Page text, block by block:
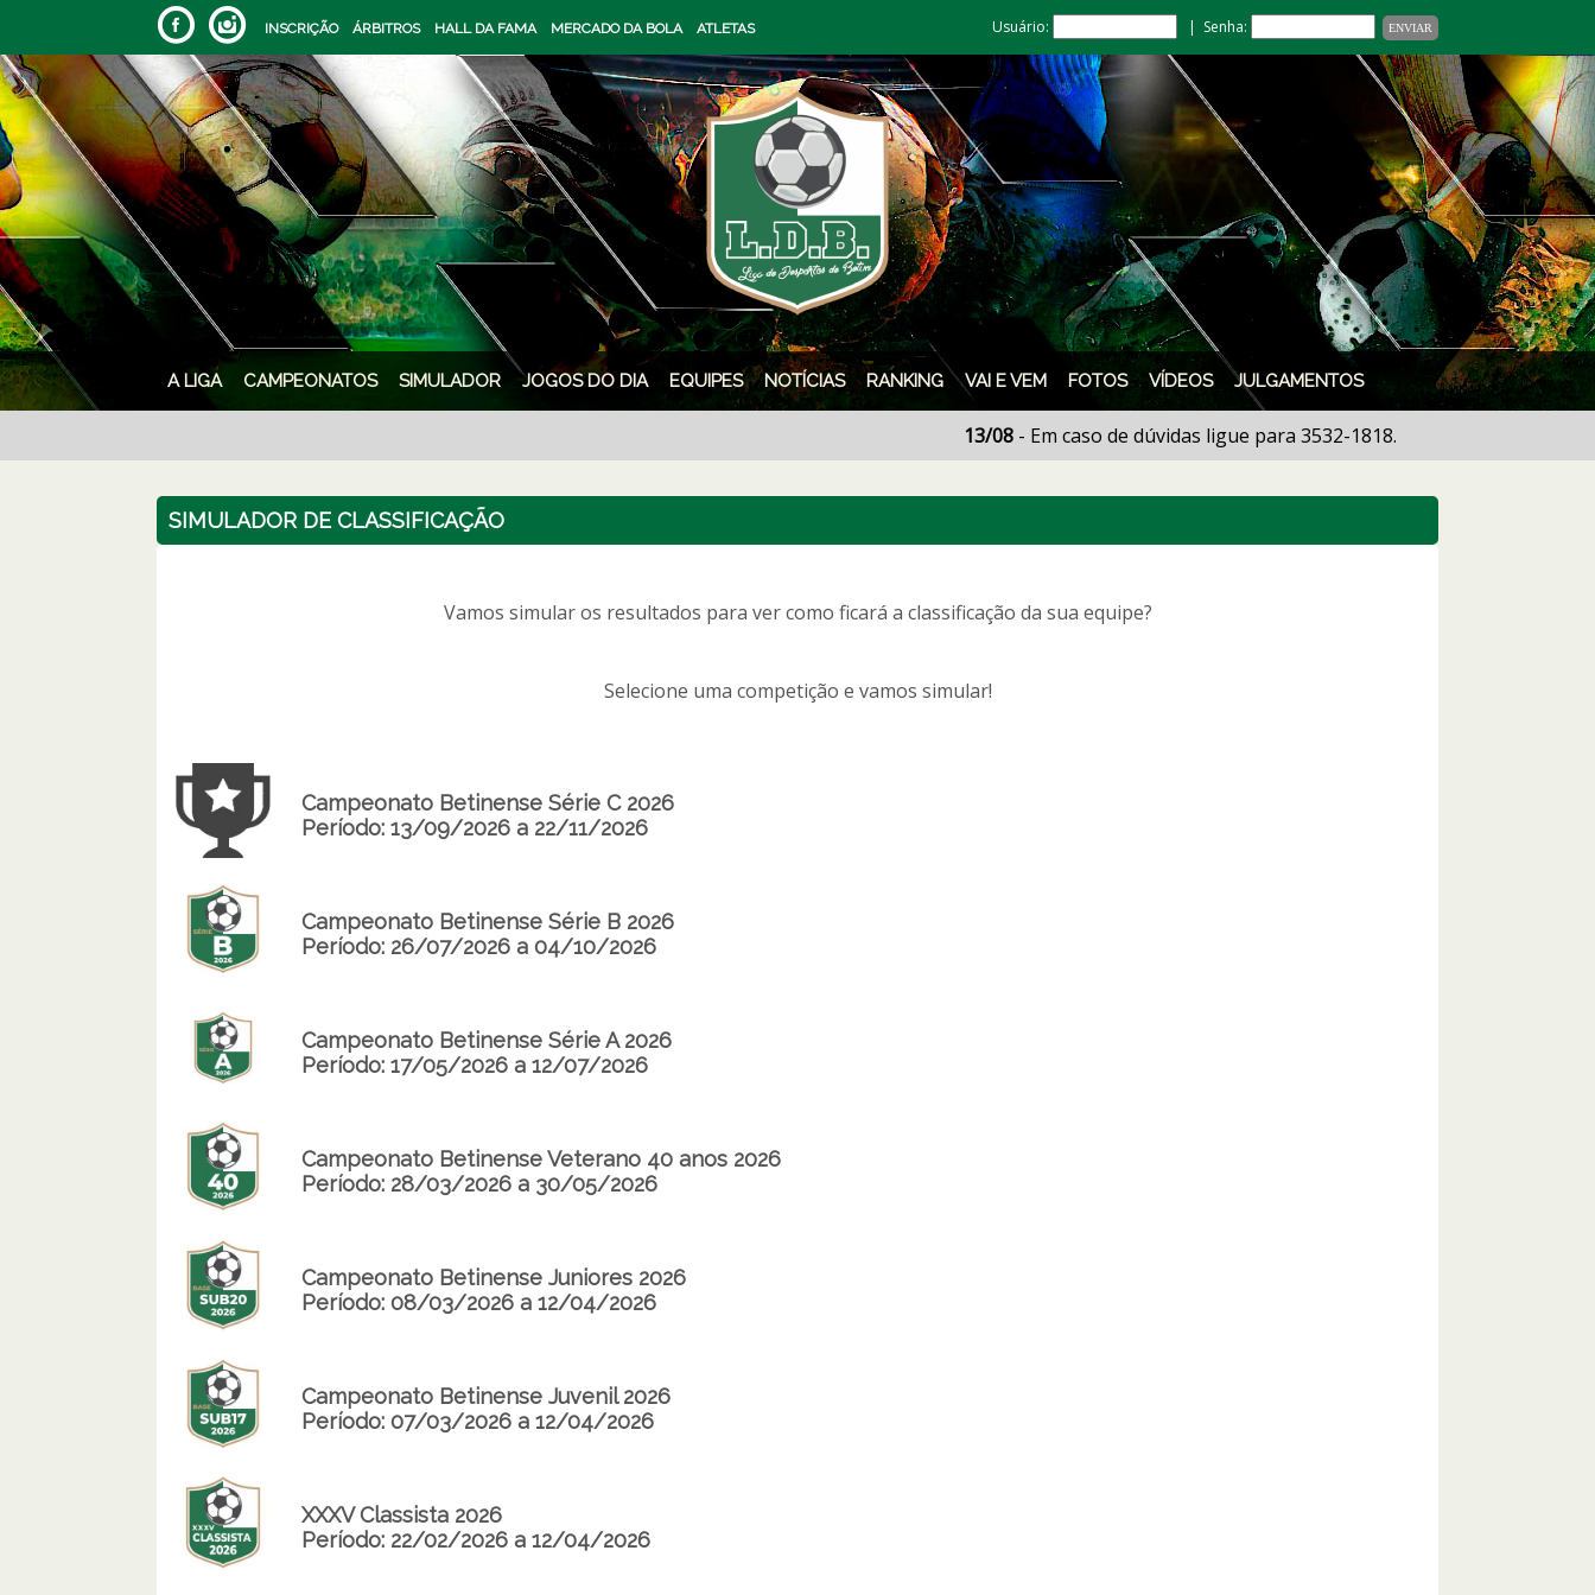
INSCRIÇÃO ÁRBITROS HALL DA FAMA MERCADO DA BOLA ATLETAS Usuário: | Senha:
A LIGA CAMPEONATOS SIMULADOR JOGOS DO DIA EQUIPES NOTÍCIAS RANKING VAI E VEM FOTOS VÍDEOS JULGAMENTOS
13/08- Em caso de dúvidas ligue para 3532-1818.
SIMULADOR DE CLASSIFICAÇÃO
Vamos simular os resultados para ver como ficará a classificação da sua equipe?
Selecione uma competição e vamos simular!
Campeonato Betinense Série C 2026
Período: 13/09/2026 a 22/11/2026
Campeonato Betinense Série B 2026
Período: 26/07/2026 a 04/10/2026
Campeonato Betinense Série A 2026
Período: 17/05/2026 a 12/07/2026
Campeonato Betinense Veterano 40 anos 2026
Período: 28/03/2026 a 30/05/2026
Campeonato Betinense Juniores 2026
Período: 08/03/2026 a 12/04/2026
Campeonato Betinense Juvenil 2026
Período: 07/03/2026 a 12/04/2026
XXXV Classista 2026
Período: 22/02/2026 a 12/04/2026